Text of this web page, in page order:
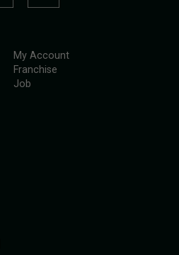
My Account
Franchise
Job